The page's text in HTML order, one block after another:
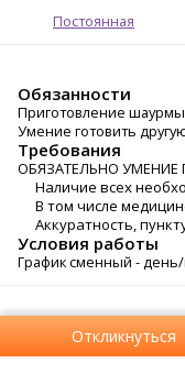
Постоянная
Обязанности
Приготовление
Умение готовить
Требования
ОБЯЗАТЕЛЬНО УМЕНИЕ
Наличие всех
В том числе
Аккуратность,
Условия работы
График сменный -
Откликнуться